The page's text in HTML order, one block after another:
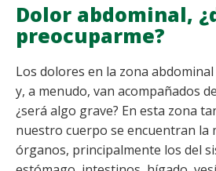
Dolor abdominal,
preocuparme?
Los dolores en la zona
y, a menudo, van acompañados
¿será algo grave? En esta zona
nuestro cuerpo se encuentran la
órganos, principalmente los del